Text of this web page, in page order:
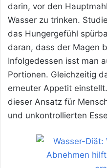
darin, vor den
Wasser zu trinken.
das Hungergefühl
daran, dass der Magen
Infolgedessen isst man
Portionen. Gleichzeitig
erneuter Appetit
dieser Ansatz für
und unkontrollierten